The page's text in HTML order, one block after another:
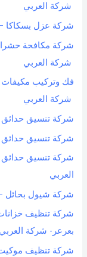
شركة العربي
شركة عزل بسكاكا – 0551154864 اتصل بنا – شركة
شركة العربي
شركة العربي
شركة تنسيق حدائق
شركة تنسيق حدائق
شركة تنسيق حدائق
العربي
شركة شيول بحائل – 0551154864 اتصل بنا – شركة
بعرعر- شركة العربي